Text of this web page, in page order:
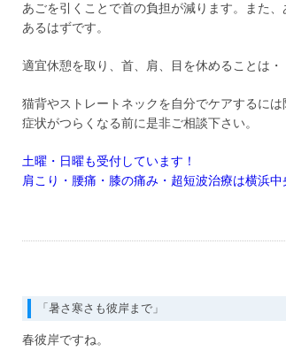
あごを引くことで首の負担が減ります。また
あるはずです。
適宜休憩を取り、首、肩、目を休めることは・
猫背やストレートネックを自分でケアするには
症状がつらくなる前に是非ご相談下さい。
土曜・日曜も受付しています！
肩こり・腰痛・膝の痛み・超短波治療は横浜
「暑さ寒さも彼岸まで」
春彼岸ですね。